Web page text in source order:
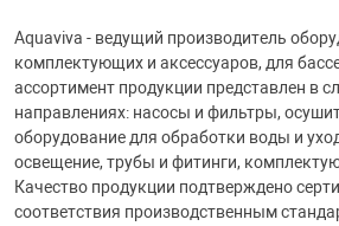
Aquaviva - ведущий производитель
комплектующих и аксессуаров, для
ассортимент продукции представлен в
направлениях: насосы и фильтры,
оборудование для обработки воды и
освещение, трубы и фитинги,
Качество продукции подтверждено
соответствия производственным